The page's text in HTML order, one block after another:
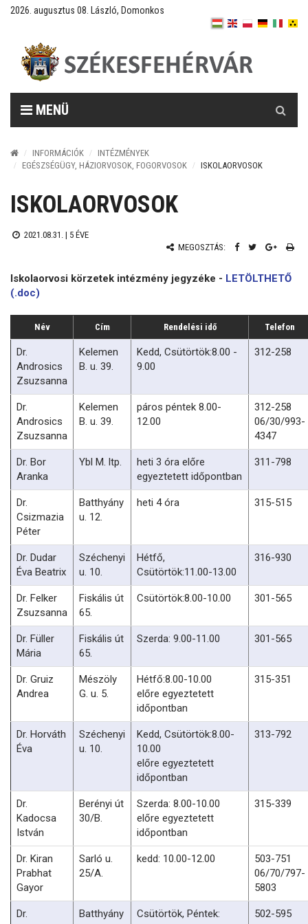
2026. augusztus 08. László, Domonkos
MENÜ
INFORMÁCIÓK
INTÉZMÉNYEK
EGÉSZSÉGÜGY, HÁZIORVOSOK, FOGORVOSOK
ISKOLAORVOSOK
ISKOLAORVOSOK
2021.08.31. | 5 ÉVE
MEGOSZTÁS:
Iskolaorvosi körzetek intézmény jegyzéke - LETÖLTHETŐ
(.doc)
Név Cím Rendelési idő Telefon
Dr.
Androsics
Zsuzsanna
Kelemen
B. u. 39.
Kedd, Csütörtök:8.00 -
9.00
312-258
Dr.
Androsics
Zsuzsanna
Kelemen
B. u. 39.
páros péntek 8.00-
12.00
312-258
06/30/993-
4347
Dr. Bor
Aranka
Ybl M. ltp.
heti 3 óra előre
egyeztetett időpontban
311-798
Dr.
Csizmazia
Péter
Batthyány
u. 12.
heti 4 óra 315-515
Dr. Dudar
Éva Beatrix
Széchenyi
u. 10.
Hétfő,
Csütörtök:11.00-13.00
316-930
Dr. Felker
Zsuzsanna
Fiskális út
65.
Csütörtök:8.00-10.00 301-565
Dr. Füller
Mária
Fiskális út
65.
Szerda: 9.00-11.00 301-565
Dr. Gruiz
Andrea
Mészöly
G. u. 5.
Hétfő:8.00-10.00
előre egyeztetett
időpontban
315-351
Dr. Horváth
Éva
Széchenyi
u. 10.
Kedd, Csütörtök:8.00-
10.00
előre egyeztetett
időpontban
313-792
Dr.
Kadocsa
István
Berényi út
30/B.
Szerda: 8.00-10.00
előre egyeztetett
időpontban
315-339
Dr. Kiran
Prabhat
Gayor
Sarló u.
25/A.
kedd: 10.00-12.00
503-751
06/70/797-
5803
Dr.
Batthyány
Csütörtök, Péntek:
502-595